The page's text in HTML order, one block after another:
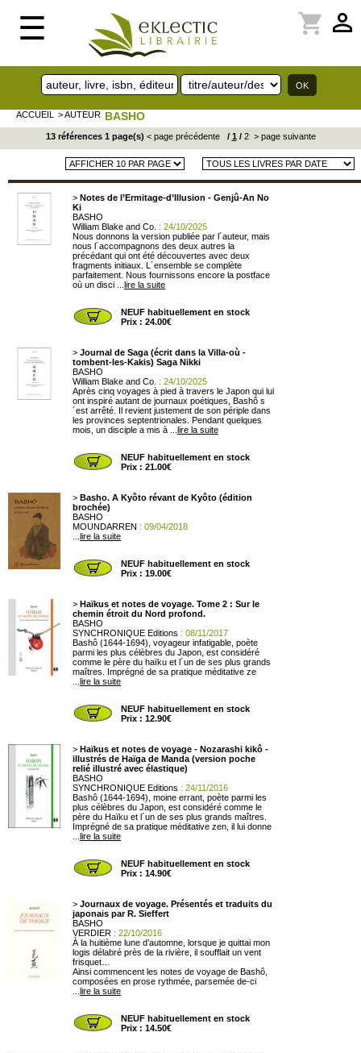
☰ perm_identity
shopping_cart
ACCUEIL > AUTEUR BASHO
13 références 1 page(s) < page précédente/ 1 /2 > page suivante
> Notes de l’Ermitage-d’Illusion - Genjû-An No
Ki
BASHO
William Blake and Co. : 24/10/2025
Nous donnons la version publiée par l´auteur, mais
nous l´accompagnons des deux autres la
précédant qui ont été découvertes avec deux
fragments initiaux. L´ensemble se complète
parfaitement. Nous fournissons encore la postface
où un disci ... lire la suite
NEUF habituellement en stock
Prix : 24.00€
> Journal de Saga (écrit dans la Villa-où -
tombent-les-Kakis) Saga Nikki
BASHO
William Blake and Co. : 24/10/2025
Après cinq voyages à pied à travers le Japon qui lui
ont inspiré autant de journaux poétiques, Bashô s
´est arrêté. Il revient justement de son périple dans
les provinces septentrionales. Pendant quelques
mois, un disciple a mis à ... lire la suite
NEUF habituellement en stock
Prix : 21.00€
> Basho. A Kyôto révant de Kyôto (édition
brochée)
BASHO
MOUNDARREN : 09/04/2018
lire la suite
NEUF habituellement en stock
Prix : 19.00€
> Haïkus et notes de voyage. Tome 2 : Sur le
chemin étroit du Nord profond.
BASHO
SYNCHRONIQUE Editions : 08/11/2017
Bashô (1644-1694), voyageur infatigable, poète
parmi les plus célèbres du Japon, est considéré
comme le père du haïku et l´un de ses plus grands
maîtres. Imprégné de sa pratique méditative ze
lire la suite
NEUF habituellement en stock
Prix : 12.90€
> Haïkus et notes de voyage - Nozarashi kikô -
illustrés de Haïga de Manda (version poche
relié illustré avec élastique)
BASHO
SYNCHRONIQUE Editions : 24/11/2016
Bashô (1644-1694), moine errant, poète parmi les
plus célèbres du Japon, est considéré comme le
père du Haïku et l´un de ses plus grands maîtres.
Imprégné de sa pratique méditative zen, il lui donne
lire la suite
NEUF habituellement en stock
Prix : 14.90€
> Journaux de voyage. Présentés et traduits du
japonais par R. Sieffert
BASHO
VERDIER : 22/10/2016
À la huitième lune d’automne, lorsque je quittai mon
logis délabré près de la rivière, il soufflait un vent
frisquet…
Ainsi commencent les notes de voyage de Bashô,
composées en prose rythmée, parsemée de-ci
lire la suite
NEUF habituellement en stock
Prix : 14.50€